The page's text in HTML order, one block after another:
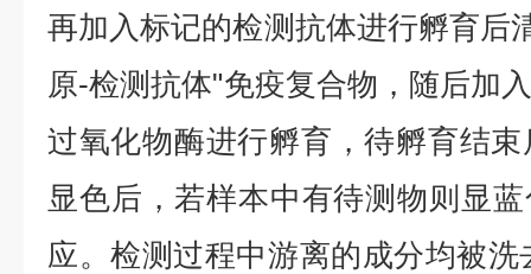
再加入标记的检测抗体进行孵育后
原-检测抗体"免疫复合物，随后加
过氧化物酶进行孵育，待孵育结
显色后，若样本中有待测物则显
应。检测过程中游离的成分均被